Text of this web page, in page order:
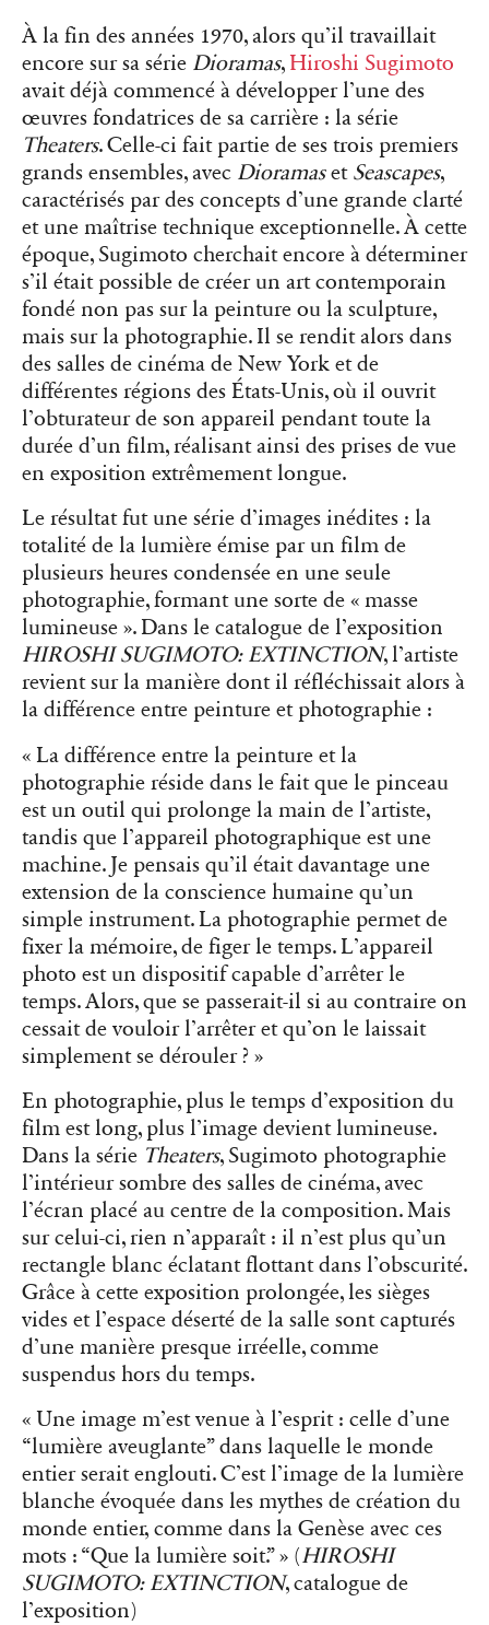
À la fin des années 1970, alors qu’il travaillait
encore sur sa série Dioramas, Hiroshi Sugimoto
avait déjà commencé à développer l’une des
œuvres fondatrices de sa carrière : la série
Theaters. Celle-ci fait partie de ses trois premiers
grands ensembles, avec Dioramaset Seascapes,
caractérisés par des concepts d’une grande clarté
et une maîtrise technique exceptionnelle. À cette
époque, Sugimoto cherchait encore à déterminer
s’il était possible de créer un art contemporain
fondé non pas sur la peinture ou la sculpture,
mais sur la photographie. Il se rendit alors dans
des salles de cinéma de New York et de
différentes régions des États-Unis, où il ouvrit
l’obturateur de son appareil pendant toute la
durée d’un film, réalisant ainsi des prises de vue
en exposition extrêmement longue.
Le résultat fut une série d’images inédites : la
totalité de la lumière émise par un film de
plusieurs heures condensée en une seule
photographie, formant une sorte de « masse
lumineuse ». Dans le catalogue de l’exposition
HIROSHI SUGIMOTO: EXTINCTION, l’artiste
revient sur la manière dont il réfléchissait alors à
la différence entre peinture et photographie :
« La différence entre la peinture et la
photographie réside dans le fait que le pinceau
est un outil qui prolonge la main de l’artiste,
tandis que l’appareil photographique est une
machine. Je pensais qu’il était davantage une
extension de la conscience humaine qu’un
simple instrument. La photographie permet de
fixer la mémoire, de figer le temps. L’appareil
photo est un dispositif capable d’arrêter le
temps. Alors, que se passerait-il si au contraire on
cessait de vouloir l’arrêter et qu’on le laissait
simplement se dérouler ? »
En photographie, plus le temps d’exposition du
film est long, plus l’image devient lumineuse.
Dans la série Theaters, Sugimoto photographie
l’intérieur sombre des salles de cinéma, avec
l’écran placé au centre de la composition. Mais
sur celui-ci, rien n’apparaît : il n’est plus qu’un
rectangle blanc éclatant flottant dans l’obscurité.
Grâce à cette exposition prolongée, les sièges
vides et l’espace déserté de la salle sont capturés
d’une manière presque irréelle, comme
suspendus hors du temps.
« Une image m’est venue à l’esprit : celle d’une
“lumière aveuglante” dans laquelle le monde
entier serait englouti. C’est l’image de la lumière
blanche évoquée dans les mythes de création du
monde entier, comme dans la Genèse avec ces
mots : “Que la lumière soit.” » (HIROSHI
SUGIMOTO: EXTINCTION, catalogue de
l’exposition)